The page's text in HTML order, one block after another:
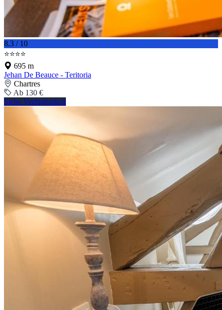
8.3 / 10
⭐⭐⭐⭐
695 m
Jehan De Beauce - Teritoria
Chartres
Ab 130 €
Siehe Verfügbarkeit